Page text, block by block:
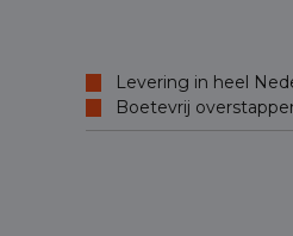
Levering in heel
Boetevrij